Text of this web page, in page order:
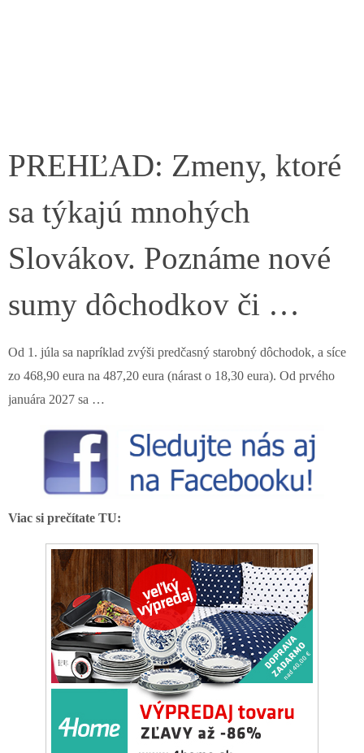
PREHĽAD: Zmeny, ktoré
sa týkajú mnohých
Slovákov. Poznáme nové
sumy dôchodkov či …
Od 1. júla sa napríklad zvýši predčasný starobný dôchodok, a síce
zo 468,90 eura na 487,20 eura (nárast o 18,30 eura). Od prvého
januára 2027 sa …
Viac si prečítate TU: